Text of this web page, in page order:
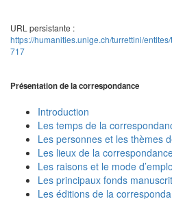
URL persistante :
https://humanities.unige.ch/turrettini/
717
Présentation de la correspondance
Introduction
Les temps de la
Les personnes et les thèmes
Les lieux de la
Les raisons et le mode
Les principaux fonds
Les éditions de la